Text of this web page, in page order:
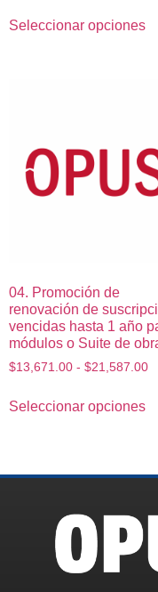
Seleccionar opciones
04. Promoción de
renovación de
vencidas hasta 1 año
módulos o Suite de
$13,671.00 - $21,587.00
Seleccionar opciones